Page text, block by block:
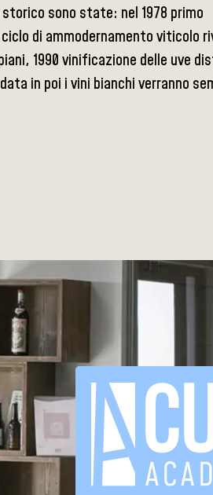
sono state: nel 1978 primo
di ammodernamento viticolo
1990 vinificazione delle uve
in poi i vini bianchi verranno